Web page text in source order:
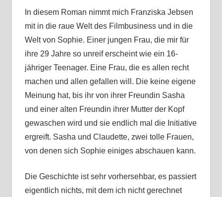
In diesem Roman nimmt mich Franziska Jebsen
mit in die raue Welt des Filmbusiness und in die
Welt von Sophie. Einer jungen Frau, die mir für
ihre 29 Jahre so unreif erscheint wie ein 16-
jähriger Teenager. Eine Frau, die es allen recht
machen und allen gefallen will. Die keine eigene
Meinung hat, bis ihr von ihrer Freundin Sasha
und einer alten Freundin ihrer Mutter der Kopf
gewaschen wird und sie endlich mal die Initiative
ergreift. Sasha und Claudette, zwei tolle Frauen,
von denen sich Sophie einiges abschauen kann.
Die Geschichte ist sehr vorhersehbar, es passiert
eigentlich nichts, mit dem ich nicht gerechnet